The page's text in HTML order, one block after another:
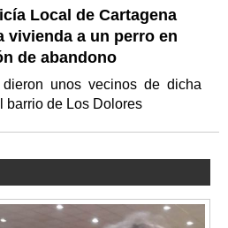
Local de Cartagena
vivienda a un perro en
de abandono
unos vecinos de dicha
barrio de Los Dolores